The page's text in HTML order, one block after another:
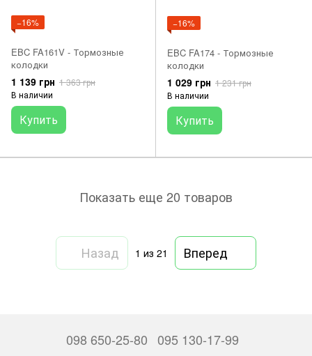
−16%
EBC FA161V - Тормозные
колодки
1 139 грн 1 363 грн
В наличии
Купить
−16%
EBC FA174 - Тормозные
колодки
1 029 грн 1 231 грн
В наличии
Купить
Показать еще 20 товаров
Назад 1 из 21 Вперед
098 650-25-80 095 130-17-99